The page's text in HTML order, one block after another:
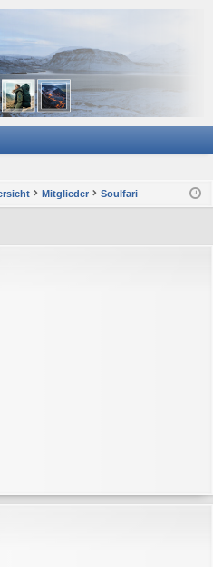
Mitglieder Soulfari